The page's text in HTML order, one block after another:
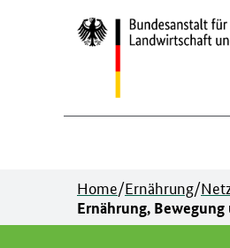
springen
Home/Ernährung/
Ernährung,